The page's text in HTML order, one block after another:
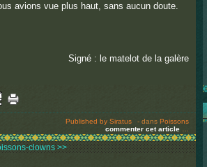
avions vue plus haut, sans aucun doute.
Signé : le matelot de la galère
Published by Siratus - dans Poissons
commenter cet article
clowns >>